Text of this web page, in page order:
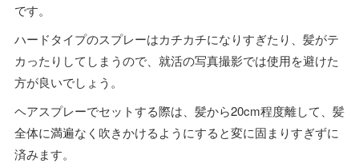
です。
ハードタイプのスプレーはカチカチになりすぎたり、髪がテ
カったりしてしまうので、就活の写真撮影では使用を避けた
方が良いでしょう。
ヘアスプレーでセットする際は、髪から20cm程度離して、髪
全体に満遍なく吹きかけるようにすると変に固まりすぎずに
済みます。